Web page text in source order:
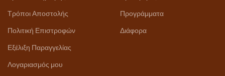
Τρόποι Αποστολής
Πολιτική Επιστροφών
Εξέλιξη Παραγγελίας
Λογαριασμός μου
Προγράμματα
Διάφορα